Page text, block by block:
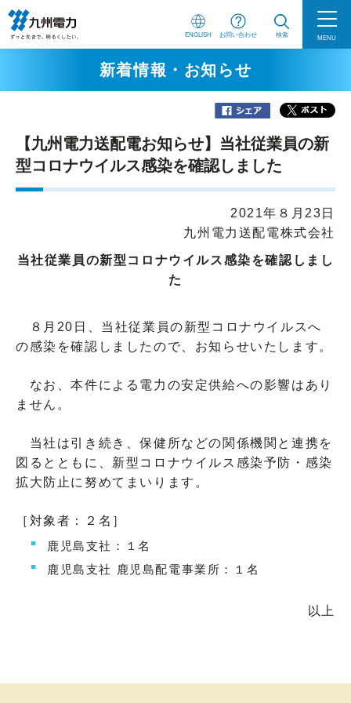
ENGLISH お問い合わせ 検索 MENU
新着情報・お知らせ
【九州電力送配電お知らせ】当社従業員の新
型コロナウイルス感染を確認しました
2021年８月23日
九州電力送配電株式会社
当社従業員の新型コロナウイルス感染を確認しまし
た
８月20日、当社従業員の新型コロナウイルスへ
の感染を確認しましたので、お知らせいたします。
なお、本件による電力の安定供給への影響はあり
ません。
当社は引き続き、保健所などの関係機関と連携を
図るとともに、新型コロナウイルス感染予防・感染
拡大防止に努めてまいります。
［対象者：２名］
鹿児島支社：１名
鹿児島支社 鹿児島配電事業所：１名
以上